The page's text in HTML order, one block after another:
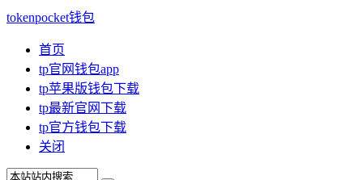
tokenpocket钱包
首页
tp官网钱包app
tp苹果版钱包下载
tp最新官网下载
tp官方钱包下载
关闭